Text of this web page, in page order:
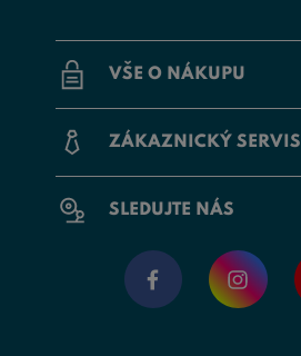
VŠE O NÁKUPU
ZÁKAZNICKÝ SERVIS
SLEDUJTE NÁS